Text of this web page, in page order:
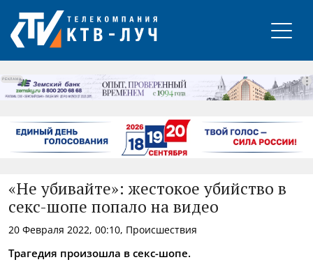
РЕКЛАМА
«Не убивайте»: жестокое убийство в
секс-шопе попало на видео
20 Февраля 2022, 00:10, Происшествия
Трагедия произошла в секс-шопе.